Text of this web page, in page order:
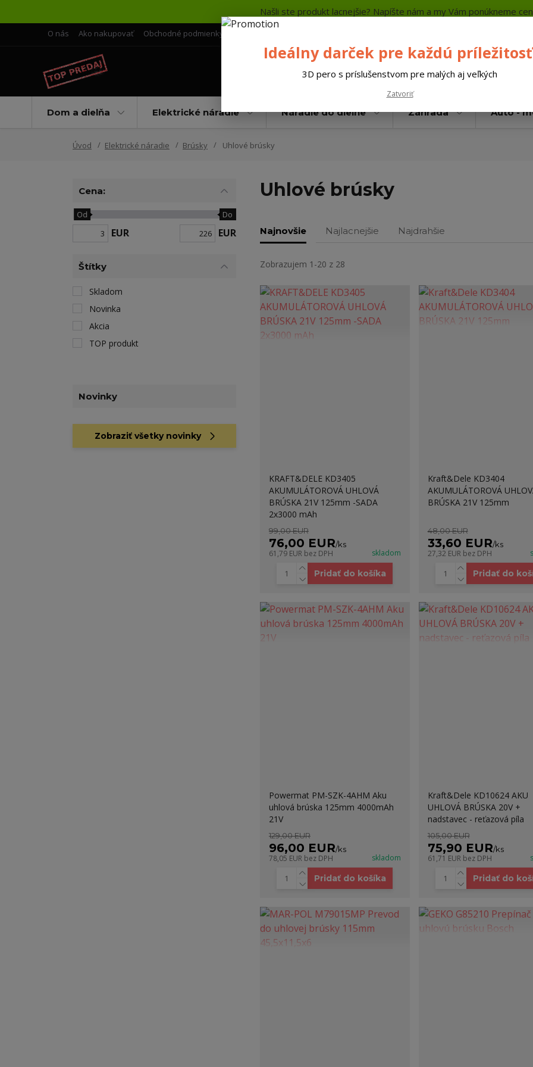
Našli ste produkt lacnejšie? Napíšte nám a my Vám ponúkneme
O nás Ako nakupovať Obchodné podmienky
Dom a dielňa Elektrické náradie Náradie do dielne Záhrada Auto -
Úvod Elektrické náradie Brúsky Uhlové brúsky
Uhlové brúsky
Najnovšie Najlacnejšie Najdrahšie
Zobrazujem 1-20 z 28
KRAFT&DELE KD3405
AKUMULÁTOROVÁ UHLOVÁ
BRÚSKA 21V 125mm -SADA
2x3000 mAh
99,00 EUR
76,00 EUR/ks
61,79 EUR bez DPH skladom
Pridať do košíka
Kraft&Dele KD3404
AKUMULÁTOROVÁ
BRÚSKA 21V 125mm
48,00 EUR
33,60 EUR/ks
27,32 EUR bez DPH
Pridať do
Powermat PM-SZK-4AHM Aku
uhlová brúska 125mm 4000mAh
21V
129,00 EUR
96,00 EUR/ks
78,05 EUR bez DPH skladom
Pridať do košíka
Kraft&Dele KD10624 AKU
UHLOVÁ BRÚSKA 20V +
nadstavec - reťazová píla
105,00 EUR
75,90 EUR/ks
61,71 EUR bez DPH
Pridať do
Cena:
EUR
Od Do
EUR
Štítky
Skladom
Novinka
Akcia
TOP produkt
Novinky
Zobraziť všetky novinky
Ideálny darček pre každú
3D pero s príslušenstvom pre malých aj veľkých
Zatvoriť